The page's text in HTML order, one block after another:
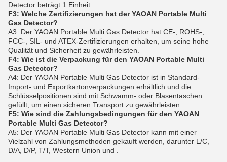
Detector beträgt 1 Einheit.
F3: Welche Zertifizierungen hat der YAOAN Portable Multi
Gas Detector?
A3: Der YAOAN Portable Multi Gas Detector hat CE-, ROHS-,
FCC-, SIL- und ATEX-Zertifizierungen erhalten, um seine hohe
Qualität und Sicherheit zu gewährleisten.
F4: Wie ist die Verpackung für den YAOAN Portable Multi
Gas Detector?
A4: Der YAOAN Portable Multi Gas Detector ist in Standard-
Import- und Exportkartonverpackungen erhältlich und die
Schlüsselpositionen sind mit Schwamm- oder Blasentaschen
gefüllt, um einen sicheren Transport zu gewährleisten.
F5: Wie sind die Zahlungsbedingungen für den YAOAN
Portable Multi Gas Detector?
A5: Der YAOAN Portable Multi Gas Detector kann mit einer
Vielzahl von Zahlungsmethoden gekauft werden, darunter L/C,
D/A, D/P, T/T, Western Union und .